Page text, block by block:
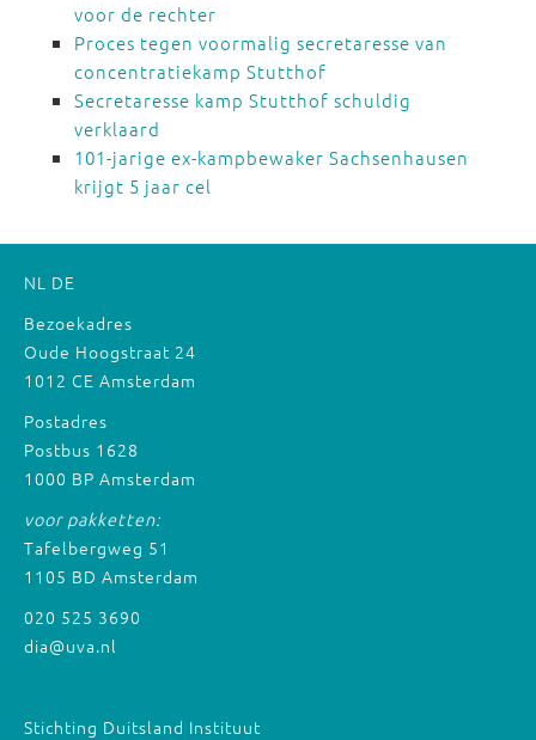
voor de rechter
Proces tegen voormalig secretaresse van
concentratiekamp Stutthof
Secretaresse kamp Stutthof schuldig
verklaard
101-jarige ex-kampbewaker Sachsenhausen
krijgt 5 jaar cel
NL DE
Bezoekadres
Oude Hoogstraat 24
1012 CE Amsterdam
Postadres
Postbus 1628
1000 BP Amsterdam
voor pakketten:
Tafelbergweg 51
1105 BD Amsterdam
020 525 3690
dia@uva.nl
Stichting Duitsland Instituut